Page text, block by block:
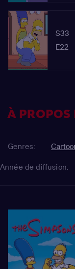
S33
E22
À PROPOS
Genres:
Année de diffusion: